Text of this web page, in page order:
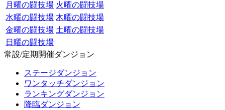
月曜の闘技場 火曜の闘技場
水曜の闘技場 木曜の闘技場
金曜の闘技場 土曜の闘技場
日曜の闘技場
常設/定期開催ダンジョン
ステージダンジョン
ワンタッチダンジョン
ランキングダンジョン
降臨ダンジョン